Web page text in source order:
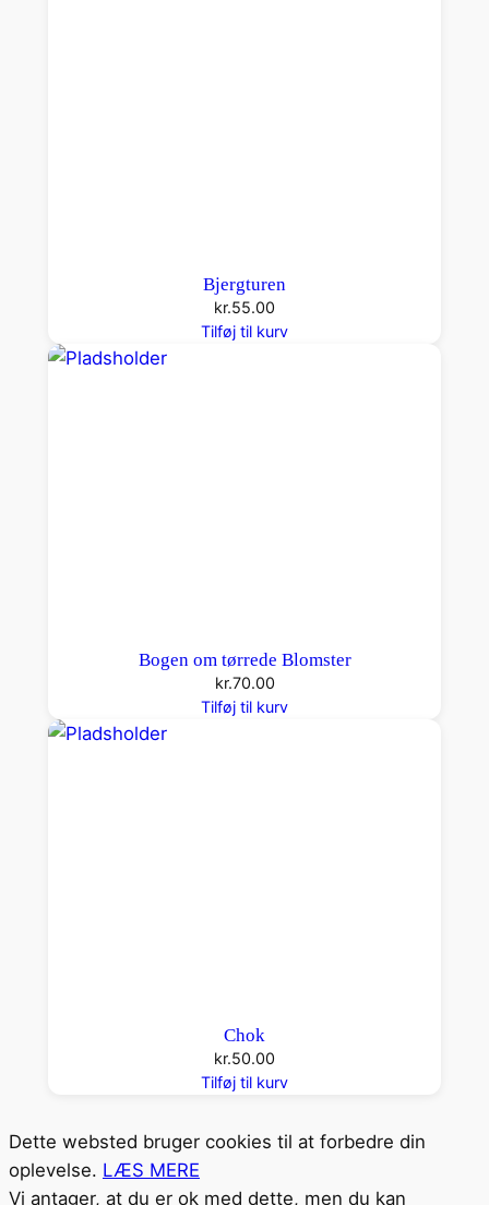
Bjergturen
kr.55.00
Tilføj til kurv
Bogen om tørrede Blomster
kr.70.00
Tilføj til kurv
Chok
kr.50.00
Tilføj til kurv
Dette websted bruger cookies til at forbedre din
oplevelse. LÆS MERE
Vi antager, at du er ok med dette, men du kan